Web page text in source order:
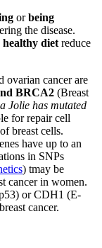
orbeing
the disease.
healthy diet reduce
ovarian cancer are
BRCA2 (Breast
Jolie has mutated
for repair cell
breast cells.
have up to an
in SNPs
) tmay be
cancer in women.
or CDH1 (E-
cancer.